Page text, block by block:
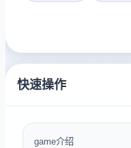
快速操作
game介绍